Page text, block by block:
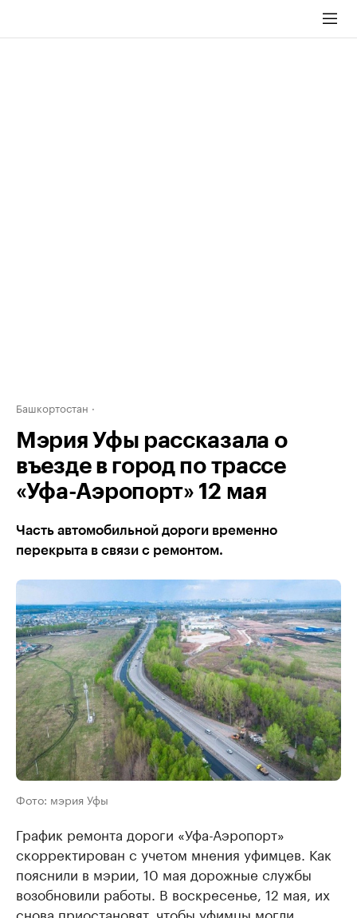
Башкортостан
Мэрия Уфы рассказала о
въезде в город по трассе
«Уфа-Аэропорт» 12 мая
Часть автомобильной дороги временно
перекрыта в связи с ремонтом.
Фото: мэрия Уфы
График ремонта дороги «Уфа-Аэропорт»
скорректирован с учетом мнения уфимцев. Как
пояснили в мэрии, 10 мая дорожные службы
возобновили работы. В воскресенье, 12 мая, их
снова приостановят, чтобы уфимцы могли